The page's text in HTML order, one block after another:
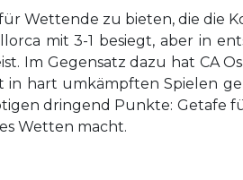
Wettende zu bieten, die die
mit 3-1 besiegt, aber in
Im Gegensatz dazu hat CA
hart umkämpften Spielen
dringend Punkte: Getafe
Wetten macht.